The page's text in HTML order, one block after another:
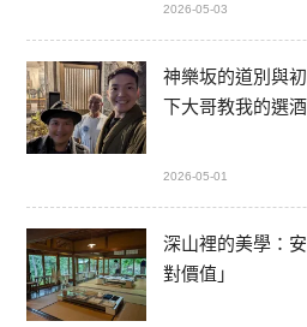
2026-05-03
神樂坂的道別與
下大哥教我的選
2026-05-01
深山裡的美學：
對價值」